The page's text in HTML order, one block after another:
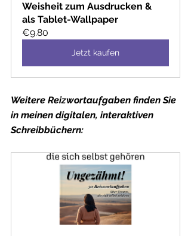
Weisheit zum Ausdrucken &
als Tablet-Wallpaper
€9.80
Jetzt kaufen
Weitere Reizwortaufgaben finden Sie
in meinen digitalen, interaktiven
Schreibbüchern: